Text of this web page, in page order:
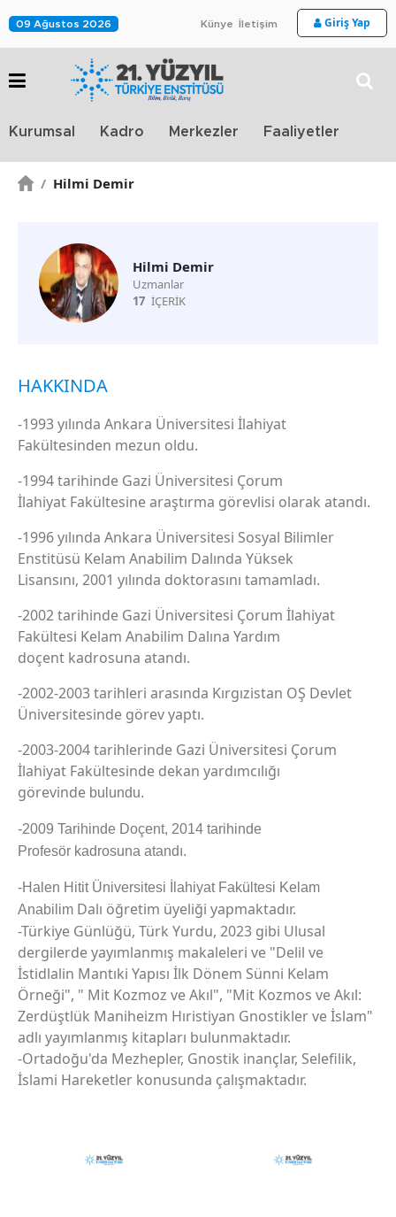
09 Ağustos 2026 Künye İletişim Giriş Yap
Kurumsal Kadro Merkezler Faaliyetler
/ Hilmi Demir
Hilmi Demir
Uzmanlar
17 İÇERİK
HAKKINDA
-1993 yılında Ankara Üniversitesi İlahiyat
Fakültesinden mezun oldu.
-1994 tarihinde Gazi Üniversitesi Çorum
İlahiyat Fakültesine araştırma görevlisi olarak atandı.
-1996 yılında Ankara Üniversitesi Sosyal Bilimler
Enstitüsü Kelam Anabilim Dalında Yüksek
Lisansını, 2001 yılında doktorasını tamamladı.
-2002 tarihinde Gazi Üniversitesi Çorum İlahiyat
Fakültesi Kelam Anabilim Dalına Yardım
doçent kadrosuna atandı.
-2002-2003 tarihleri arasında Kırgızistan OŞ Devlet
Üniversitesinde görev yaptı.
-2003-2004 tarihlerinde Gazi Üniversitesi Çorum
İlahiyat Fakültesinde dekan yardımcılığı
görevinde bulundu.
-2009 Tarihinde Doçent, 2014 tarihinde
Profesör kadrosuna atandı.
-Halen Hitit Üniversitesi İlahiyat Fakültesi Kelam
Anabilim Dalı öğretim üyeliği yapmaktadır.
-Türkiye Günlüğü, Türk Yurdu, 2023 gibi Ulusal
dergilerde yayımlanmış makaleleri ve "Delil ve
İstidlalin Mantıki Yapısı İlk Dönem Sünni Kelam
Örneği", " Mit Kozmoz ve Akıl", "Mit Kozmos ve Akıl:
Zerdüştlük Maniheizm Hıristiyan Gnostikler ve İslam"
adlı yayımlanmış kitapları bulunmaktadır.
-Ortadoğu'da Mezhepler, Gnostik inançlar, Selefilik,
İslami Hareketler konusunda çalışmaktadır.